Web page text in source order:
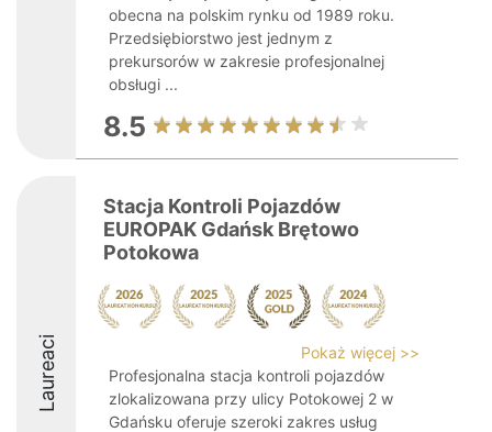
obecna na polskim rynku od 1989 roku.
Przedsiębiorstwo jest jednym z
prekursorów w zakresie profesjonalnej
obsługi ...
8.5
Laureaci
Stacja Kontroli Pojazdów
EUROPAK Gdańsk Brętowo
Potokowa
Pokaż więcej >>
Profesjonalna stacja kontroli pojazdów
zlokalizowana przy ulicy Potokowej 2 w
Gdańsku oferuje szeroki zakres usług